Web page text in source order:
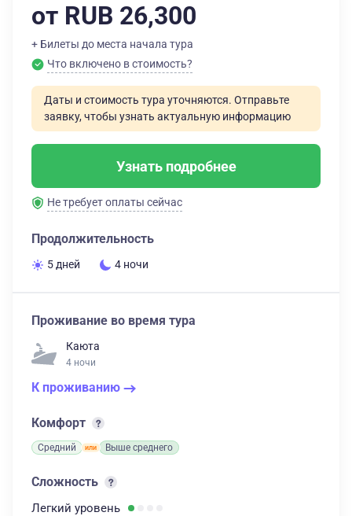
от RUB 26,300
+ Билеты до места начала тура
Что включено в стоимость?
Даты и стоимость тура уточняются. Отправьте
заявку, чтобы узнать актуальную информацию
Узнать подробнее
Не требует оплаты сейчас
Продолжительность
5 дней 4 ночи
Проживание во время тура
Каюта
4 ночи
К проживанию
Комфорт
Средний Выше среднего
Сложность
Легкий уровень